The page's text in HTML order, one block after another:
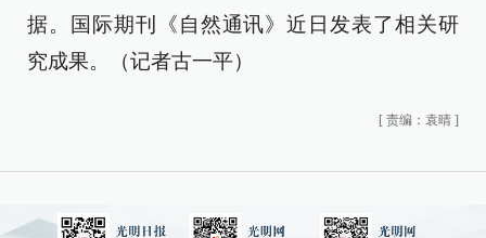
据。国际期刊《自然通讯》近日发表了相关研
究成果。（记者古一平）
[ 责编：袁晴 ]